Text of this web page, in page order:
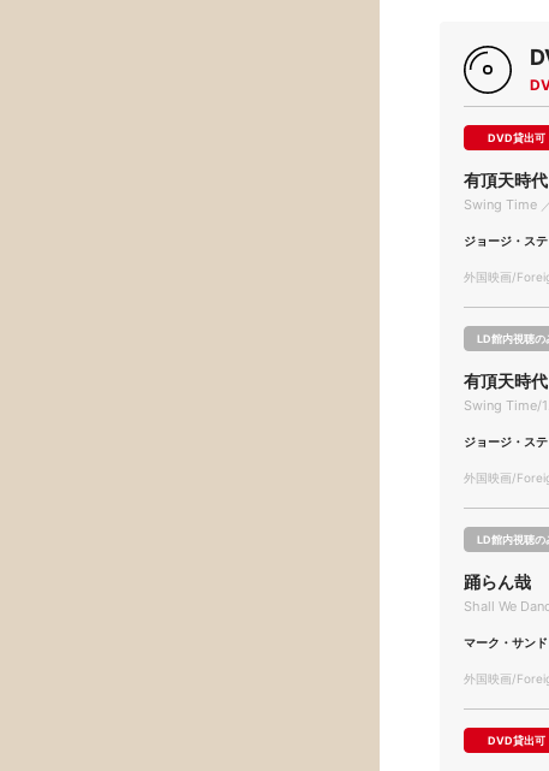
DVD貸出可
有頂天時
Swing Time
ジョージ・ス
外国映画/
LD館内視聴の
有頂天時
Swing Time/
ジョージ・ス
外国映画/
LD館内視聴の
踊らん哉
Shall We
マーク・サン
外国映画/
DVD貸出可